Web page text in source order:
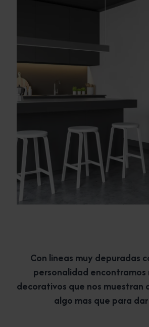
Con lineas muy depuradas
personalidad encontramos
decorativos que nos muestran
algo mas que para